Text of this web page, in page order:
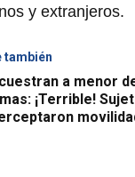
y extranjeros.
también
a menor
¡Terrible!